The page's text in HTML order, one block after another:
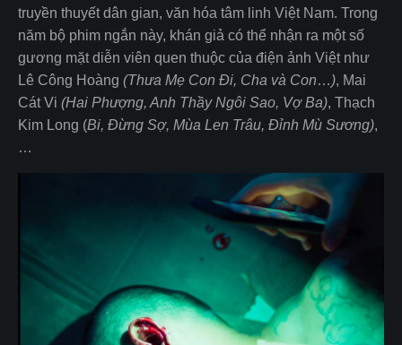
truyền thuyết dân gian, văn hóa tâm linh Việt Nam. Trong
năm bộ phim ngắn này, khán giả có thể nhận ra một số
gương mặt diễn viên quen thuộc của điện ảnh Việt như
Lê Công Hoàng (Thưa Mẹ Con Đi, Cha và Con…), Mai
Cát Vi (Hai Phượng, Anh Thầy Ngôi Sao, Vợ Ba), Thạch
Kim Long (Bi, Đừng Sợ, Mùa Len Trâu, Đỉnh Mù Sương),
…